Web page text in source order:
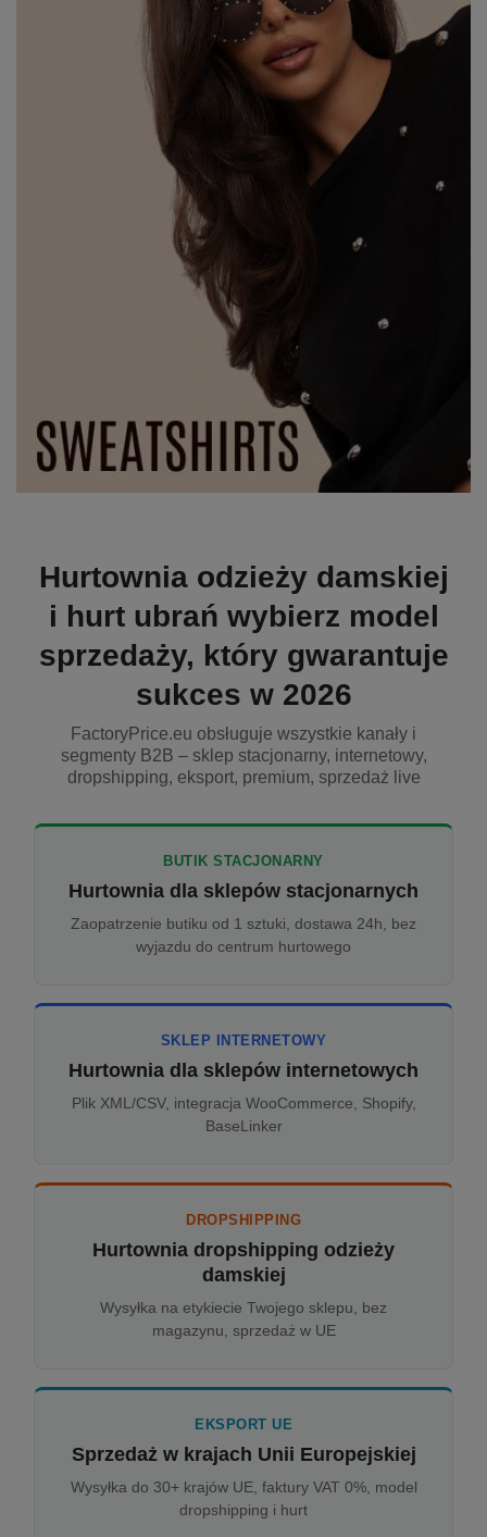
Hurtownia odzieży damskiej
i hurt ubrań wybierz model
sprzedaży, który gwarantuje
sukces w 2026
FactoryPrice.eu obsługuje wszystkie kanały i
segmenty B2B – sklep stacjonarny, internetowy,
dropshipping, eksport, premium, sprzedaż live
BUTIK STACJONARNY
Hurtownia dla sklepów stacjonarnych
Zaopatrzenie butiku od 1 sztuki, dostawa 24h, bez
wyjazdu do centrum hurtowego
SKLEP INTERNETOWY
Hurtownia dla sklepów internetowych
Plik XML/CSV, integracja WooCommerce, Shopify,
BaseLinker
DROPSHIPPING
Hurtownia dropshipping odzieży
damskiej
Wysyłka na etykiecie Twojego sklepu, bez
magazynu, sprzedaż w UE
EKSPORT UE
Sprzedaż w krajach Unii Europejskiej
Wysyłka do 30+ krajów UE, faktury VAT 0%, model
dropshipping i hurt